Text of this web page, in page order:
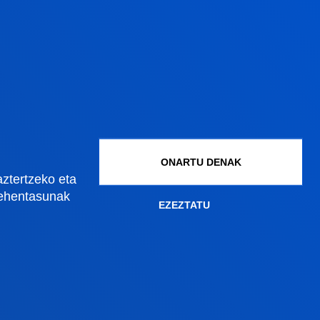
eta
ONARTU DENAK
EZEZTATU
Baldintza ekonomikoak
Bekak eta laguntzak